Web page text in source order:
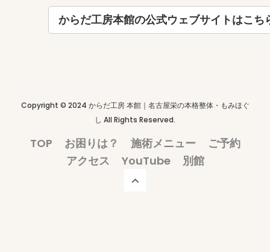
からだ工房本館の公式ウェブサイトはこち
Copyright © 2024 からだ工房 本館｜名古屋栄の本格整体・もみほぐ
し All Rights Reserved.
TOP お困りは？ 施術メニュー
ご予約
アクセス
YouTube 別館